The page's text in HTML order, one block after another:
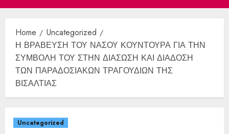
Home
Uncategorized
Η ΒΡΑΒΕΥΣΗ ΤΟΥ ΝΑΣΟΥ ΚΟΥΝΤΟΥΡΑ ΓΙΑ ΤΗΝ
ΣΥΜΒΟΛΗ ΤΟΥ ΣΤΗΝ ΔΙΑΣΩΣΗ ΚΑΙ ΔΙΑΔΟΣΗ
ΤΩΝ ΠΑΡΑΔΟΣΙΑΚΩΝ ΤΡΑΓΟΥΔΙΩΝ ΤΗΣ
ΒΙΣΑΛΤΙΑΣ
Uncategorized